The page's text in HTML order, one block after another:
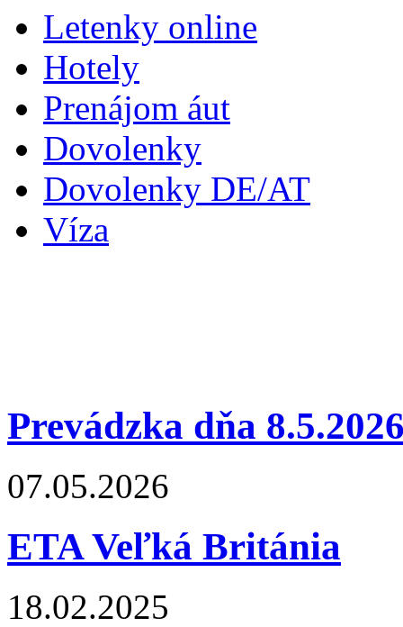
Letenky online
Hotely
Prenájom áut
Dovolenky
Dovolenky DE/AT
Víza
Prevádzka dňa
07.05.2026
ETA Veľká Británia
18.02.2025